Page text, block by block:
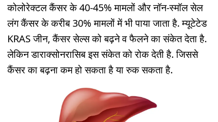
कोलोरेक्टल कैंसर के 40-45% मामलों और नॉन-स्मॉल सेल
लंग कैंसर के करीब 30% मामलों में भी पाया जाता है. म्यूटेटेड
KRAS जीन, कैंसर सेल्स को बढ़ने व फैलने का संकेत देता है.
लेकिन डाराक्सोनरासिब इस संकेत को रोक देती है. जिससे
कैंसर का बढ़ना कम हो सकता है या रुक सकता है.